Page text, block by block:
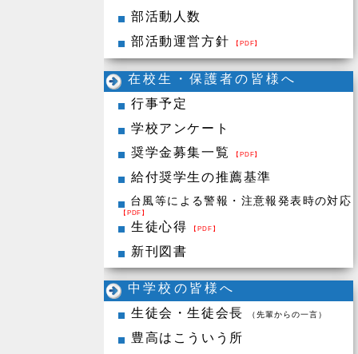
部活動人数
部活動運営方針
【PDF】
在校生・保護者の皆様へ
行事予定
学校アンケート
奨学金募集一覧
【PDF】
給付奨学生の推薦基準
台風等による警報・注意報発表時の対応
【PDF】
生徒心得 【PDF】
新刊図書
中学校の皆様へ
生徒会・生徒会長
（先輩からの一言）
豊高はこういう所